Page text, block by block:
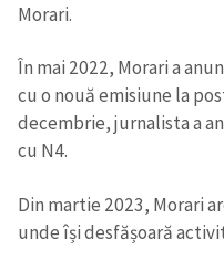
Morari.
În mai 2022, Morari a
cu o nouă emisiune la
decembrie, jurnalista a
cu N4.
Din martie 2023, Morari
unde își desfășoară